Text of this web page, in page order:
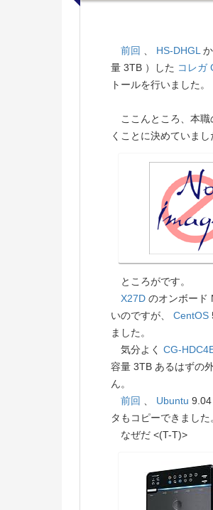
前回 、 HS-DHGLか
量 3TB ）した コレガ
トールを行いました。
ここんところ、本職
くことに決めていまし
ところがです。
X27D のオンボード
いのですが、 CentOS
ました。
気分よく CG-
容量 3TB あるはずの
ん。
前回 、 Ubuntu
タもコピーできました
なぜだ <(T-T)>